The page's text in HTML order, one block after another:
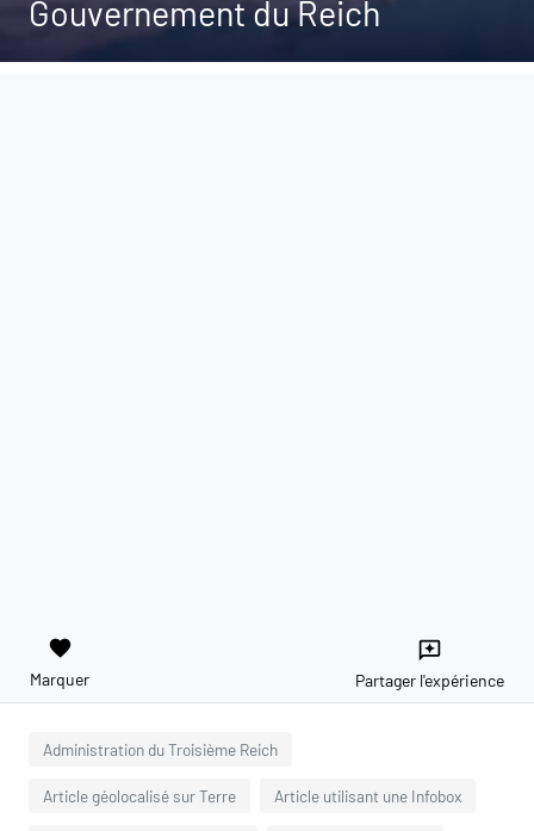
Gouvernement du Reich
favorite
Marquer
reviews
Partager l'expérience
Administration du Troisième Reich
Article géolocalisé sur Terre Article utilisant une Infobox